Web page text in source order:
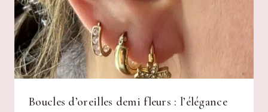
Boucles d’oreilles demi fleurs : l’élégance